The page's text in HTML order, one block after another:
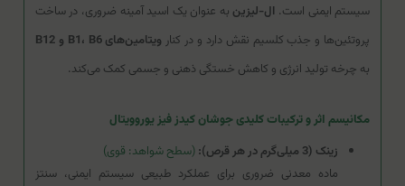
سیستم ایمنی است. ال-لیزین به عنوان یک اسید آمینه ضروری، در ساخت
پروتئین‌ها و جذب کلسیم نقش دارد و در کنار ویتامین‌های B1، B6 و B12
به چرخه تولید انرژی و کاهش خستگی ذهنی و جسمی کمک می‌کند.
مکانیسم اثر و ترکیبات کلیدی جوشان کیدز فیز یوروویتال
زینک (3 میلی‌گرم در هر قرص):
(سطح شواهد: قوی)
ماده معدنی ضروری برای عملکرد طبیعی سیستم ایمنی، سنتز